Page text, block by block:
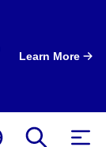
Learn More